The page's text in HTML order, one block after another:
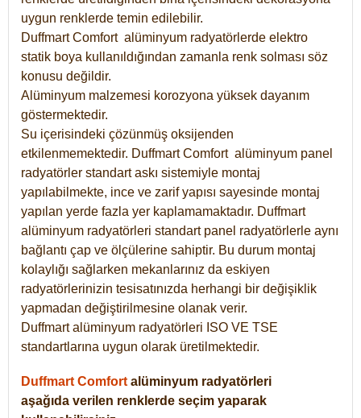
uygun renklerde temin edilebilir.
DuffmartComfort alüminyum radyatörlerde elektro
statik boya kullanıldığından zamanla renk solması söz
konusu değildir.
Alüminyum malzemesi korozyona yüksek dayanım
göstermektedir.
Su içerisindeki çözünmüş oksijenden
etkilenmemektedir. DuffmartComfort alüminyum panel
radyatörler standart askı sistemiyle montaj
yapılabilmekte, ince ve zarif yapısı sayesinde montaj
yapılan yerde fazla yer kaplamamaktadır. Duffmart
alüminyum radyatörleri standart panel radyatörlerle aynı
bağlantı çap ve ölçülerine sahiptir. Bu durum montaj
kolaylığı sağlarken mekanlarınız da eskiyen
radyatörlerinizin tesisatınızda herhangi bir değişiklik
yapmadan değiştirilmesine olanak verir.
Duffmart alüminyum radyatörleri ISO VE TSE
standartlarına uygun olarak üretilmektedir.
Duffmart Comfort alüminyum radyatörleri
aşağıda verilen renklerde seçim yaparak